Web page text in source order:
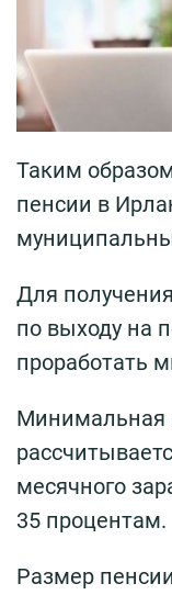
Таким
пенсии в
Для
по выходу на
проработать
Минимальная
месячного
35 процентам.
Размер